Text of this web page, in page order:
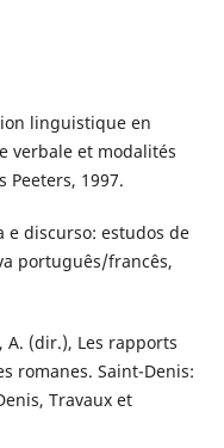
linguistique en
verbale et modalités
Peeters, 1997.
e discurso: estudos de
português/francês,
A. (dir.), Les rapports
romanes. Saint-Denis:
Travaux et